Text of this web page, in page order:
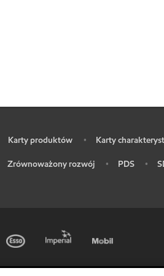
Karty produktów • Karty
Zrównoważony rozwój • PDS •